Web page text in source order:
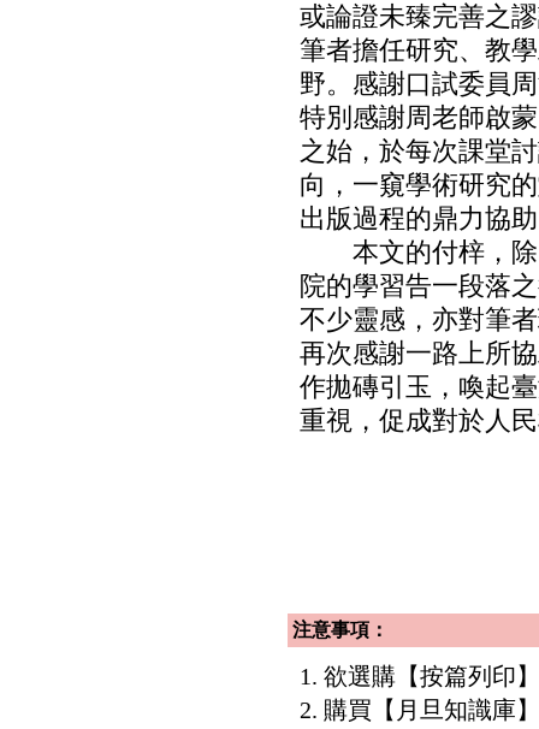
或論證未臻完善之
筆者擔任研究、教
野。感謝口試委員
特別感謝周老師啟
之始，於每次課堂
向，一窺學術研究
出版過程的鼎力協
本文的付梓，除
院的學習告一段落
不少靈感，亦對筆
再次感謝一路上所
作拋磚引玉，喚起
重視，促成對於人
注意事項：
1. 欲選購【按篇列印
2. 購買【月旦知識庫